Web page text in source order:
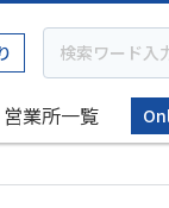
営業所一覧